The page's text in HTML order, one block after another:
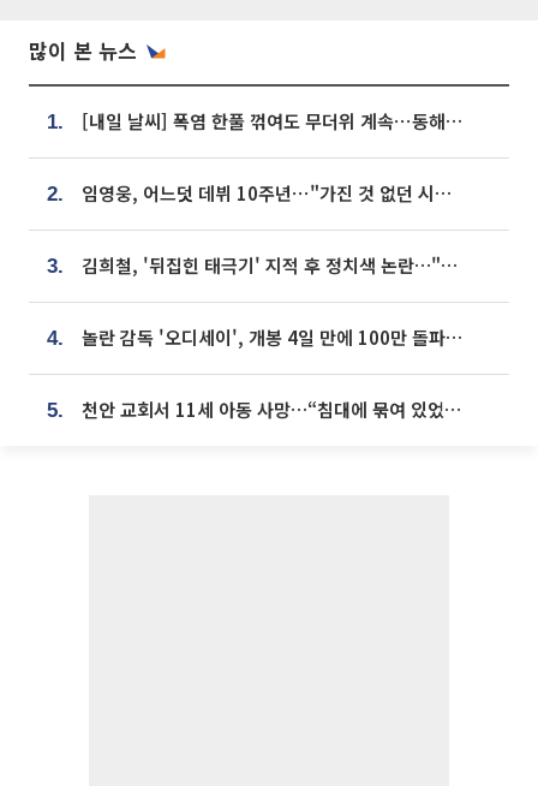
많이 본 뉴스
1. [내일 날씨] 폭염 한풀 꺾여도 무더위 계속⋯동해안 이틀 연속 비
2. 임영웅, 어느덧 데뷔 10주년⋯"가진 것 없던 시절, 내 앞엔 20명의 팬뿐"
3. 김희철, '뒤집힌 태극기' 지적 후 정치색 논란…"좌우 떠나 우리나라 국기"
4. 놀란 감독 '오디세이', 개봉 4일 만에 100만 돌파⋯'왕사남' 보다 빠르다
5. 천안 교회서 11세 아동 사망…“침대에 묶여 있었다” 진술 확보